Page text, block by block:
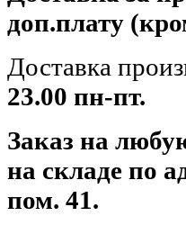
доп.плату
Доставка
23.00 пн-пт.
Заказ на
на складе по
пом. 41.